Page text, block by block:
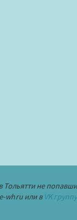
Тольятти не
whruили в VK группу